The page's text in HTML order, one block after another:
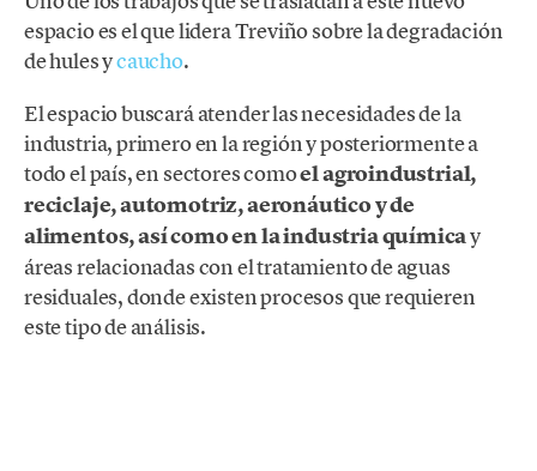
espacio es el que lidera Treviño sobre la degradación
de hules ycaucho.
El espacio buscará atender las necesidades de la
industria, primero en la región y posteriormente a
todo el país, en sectores comoel agroindustrial,
reciclaje, automotriz, aeronáutico y de
alimentos, así como en la industria químicay
áreas relacionadas con el tratamiento de aguas
residuales, donde existen procesos que requieren
este tipo de análisis.